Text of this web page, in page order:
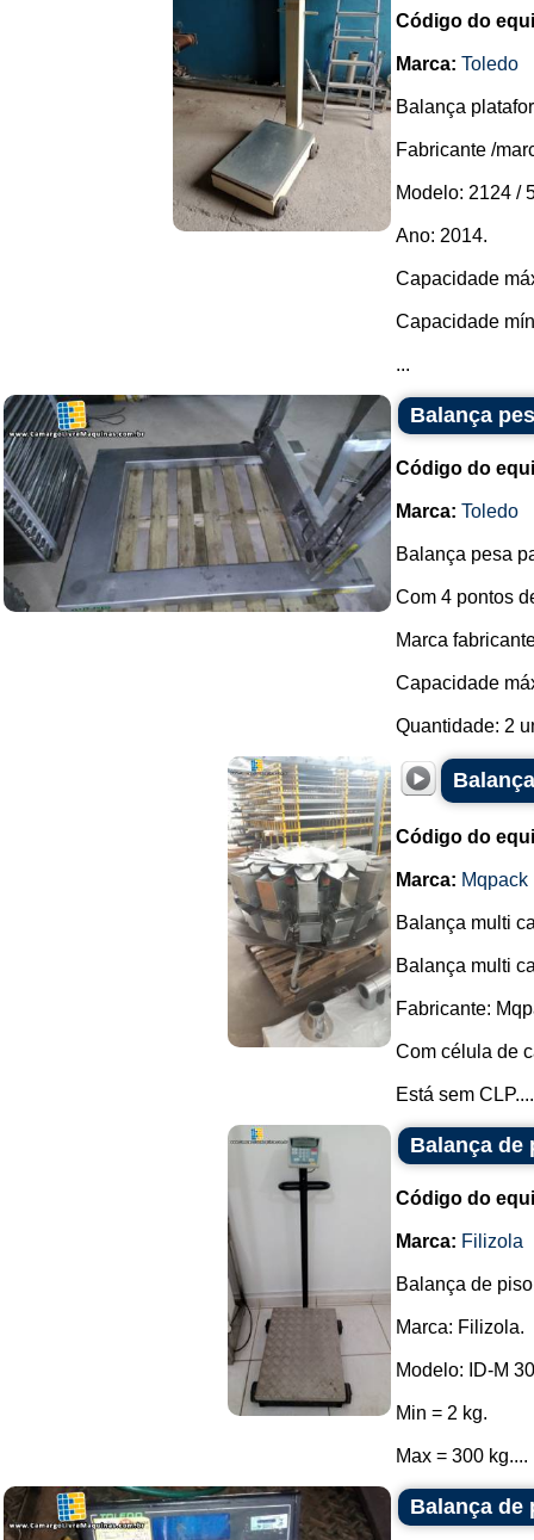
Código do
Marca: Toledo
Balança
Fabricante /
Modelo: 2124 /
Ano: 2014.
Capacidade
Capacidade
...
Balança
Código do
Marca: Toledo
Balança pesa
Com 4 pontos
Marca
Capacidade
Quantidade: 2
Código do
Marca: Mqpack
Balança multi
Balança multi
Fabricante:
Com célula de
Está sem CLP....
Balança de
Código do
Marca: Filizola
Balança de
Marca: Filizola.
Modelo: ID-M
Min = 2 kg.
Max = 300 kg....
Balança de